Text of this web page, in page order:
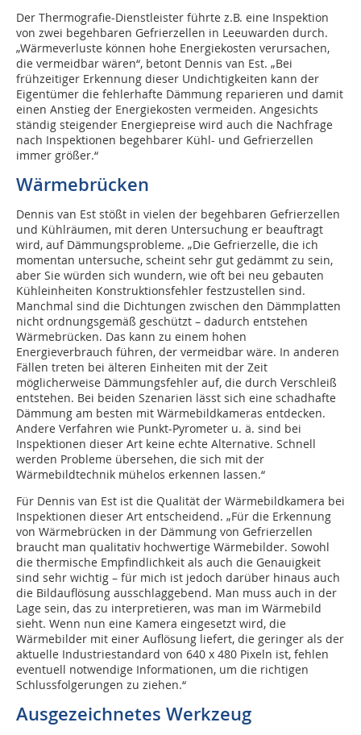
Der Thermografie-Dienstleister führte z.B. eine Inspektion
von zwei begehbaren Gefrierzellen in Leeuwarden durch.
„Wärmeverluste können hohe Energiekosten verursachen,
die vermeidbar wären“, betont Dennis van Est. „Bei
frühzeitiger Erkennung dieser Undichtigkeiten kann der
Eigentümer die fehlerhafte Dämmung reparieren und damit
einen Anstieg der Energiekosten vermeiden. Angesichts
ständig steigender Energiepreise wird auch die Nachfrage
nach Inspektionen begehbarer Kühl- und Gefrierzellen
immer größer.“
Wärmebrücken
Dennis van Est stößt in vielen der begehbaren Gefrierzellen
und Kühlräumen, mit deren Untersuchung er beauftragt
wird, auf Dämmungsprobleme. „Die Gefrierzelle, die ich
momentan untersuche, scheint sehr gut gedämmt zu sein,
aber Sie würden sich wundern, wie oft bei neu gebauten
Kühleinheiten Konstruktionsfehler festzustellen sind.
Manchmal sind die Dichtungen zwischen den Dämmplatten
nicht ordnungsgemäß geschützt – dadurch entstehen
Wärmebrücken. Das kann zu einem hohen
Energieverbrauch führen, der vermeidbar wäre. In anderen
Fällen treten bei älteren Einheiten mit der Zeit
möglicherweise Dämmungsfehler auf, die durch Verschleiß
entstehen. Bei beiden Szenarien lässt sich eine schadhafte
Dämmung am besten mit Wärmebildkameras entdecken.
Andere Verfahren wie Punkt-Pyrometer u. ä. sind bei
Inspektionen dieser Art keine echte Alternative. Schnell
werden Probleme übersehen, die sich mit der
Wärmebildtechnik mühelos erkennen lassen.“
Für Dennis van Est ist die Qualität der Wärmebildkamera bei
Inspektionen dieser Art entscheidend. „Für die Erkennung
von Wärmebrücken in der Dämmung von Gefrierzellen
braucht man qualitativ hochwertige Wärmebilder. Sowohl
die thermische Empfindlichkeit als auch die Genauigkeit
sind sehr wichtig – für mich ist jedoch darüber hinaus auch
die Bildauflösung ausschlaggebend. Man muss auch in der
Lage sein, das zu interpretieren, was man im Wärmebild
sieht. Wenn nun eine Kamera eingesetzt wird, die
Wärmebilder mit einer Auflösung liefert, die geringer als der
aktuelle Industriestandard von 640 x 480 Pixeln ist, fehlen
eventuell notwendige Informationen, um die richtigen
Schlussfolgerungen zu ziehen.“
Ausgezeichnetes Werkzeug